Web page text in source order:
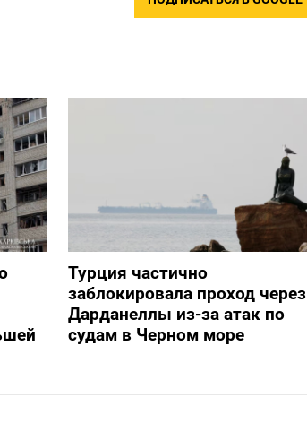
Турция частично
заблокировала проход через
Дарданеллы из-за атак по
судам в Черном море